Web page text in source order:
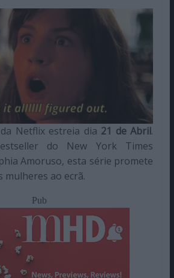
Netflix estreia dia 21 de Abril.
do New York Times
Amoruso, esta série promete
mulheres ao ecrã.
Pub